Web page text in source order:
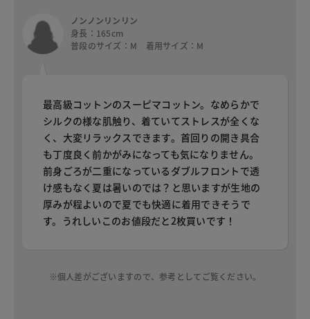
ノンノンリンリン
身長：165cm
普段のサイズ：M 着用サイズ：M
最高級コットンのスーピマコットン。なめらかで
シルクの様な肌触り、着ていてストレスが全くな
く、大変リラックスできます。首回りの開き具合
も丁度良く前かがみになっても気になりません。
前身ごろが二重になっているダブルフロントで透
け感もなく夏は暑いのでは？と思いますが生地の
厚みが程よいので夏でも快適に着用できそうで
す。うれしいこのお値段だと2枚買いです！
※個人差がございますので、参考としてご覧ください。